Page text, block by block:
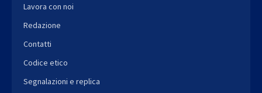
Lavora con noi
Redazione
Contatti
Codice etico
Segnalazioni e replica